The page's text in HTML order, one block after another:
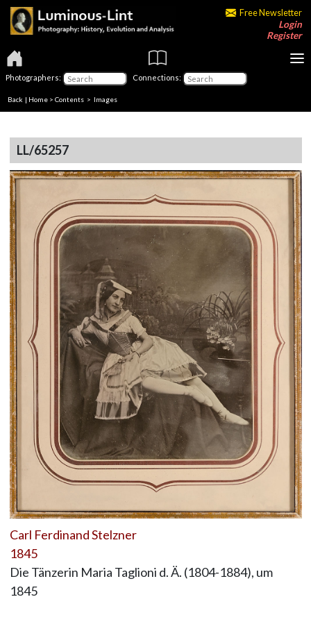
Free Newsletter
Login
Register
Photographers: Connections:
Back | Home > Contents > Images
LL/65257
Carl Ferdinand Stelzner
1845
Die Tänzerin Maria Taglioni d. Ä. (1804-1884), um
1845